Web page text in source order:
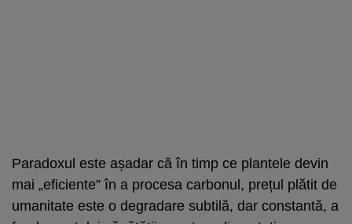
Paradoxul este așadar că în timp ce plantele devin
mai „eficiente” în a procesa carbonul, prețul plătit de
umanitate este o degradare subtilă, dar constantă, a